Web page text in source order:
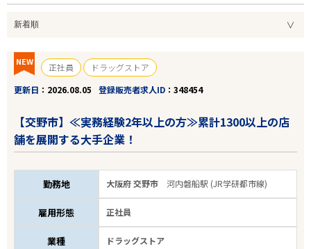
NEW 正社員
ドラッグストア
更新日
2026.08.05 登録販売者求人ID 348454
【交野市】≪実務経験2年以上の方≫累計1300以上の店
舗を展開する大手企業！
勤務地 大阪府 交野市河内磐船駅 (JR学研都市線)
雇用形態 正社員
業種 ドラッグストア